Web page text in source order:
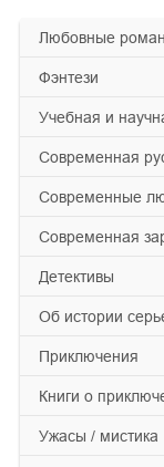
любовные
фэнтези
учебная и
современная
современные
современная
детективы
об истории
приключения
книги о
ужасы / мистика